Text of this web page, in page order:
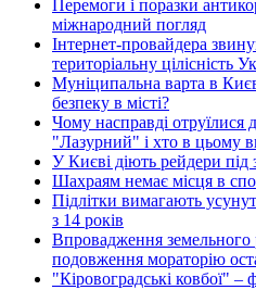
Перемоги і поразки
міжнародний погляд
Інтернет-провайдера
територіальну цілісність
Муніципальна варта в
безпеку в місті?
Чому насправді отруїлися
"Лазурний" і хто в цьому
У Києві діють рейдери
Шахраям немає місця в
Підлітки вимагають
з 14 років
Впровадження
подовження мораторію
"Кіровоградські ковбої" –